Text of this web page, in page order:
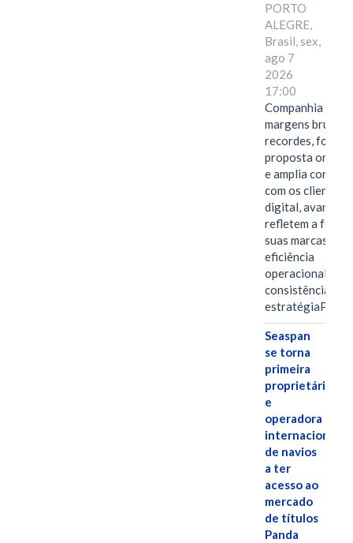
PORTO
ALEGRE,
Brasil, sex,
ago 7
2026
17:00
Companhia
margens brutas
recordes,
proposta
e amplia
com os clientes
digital, avanços
refletem a força
suas marcas, a
eficiência
operacional e a
consistência de
Seaspan
se torna
primeira
proprietária
e
operadora
internacional
de navios
a ter
acesso ao
mercado
de títulos
Panda